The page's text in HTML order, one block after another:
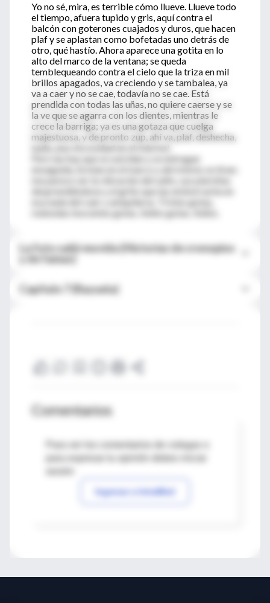
Yo no sé, mira, es terrible cómo llueve. Llueve todo
el tiempo, afuera tupido y gris, aquí contra el
balcón con goterones cuajados y duros, que hacen
plaf y se aplastan como bofetadas uno detrás de
otro, qué hastío. Ahora aparece una gotita en lo
alto del marco de la ventana; se queda
temblequeando contra el cielo que la triza en mil
brillos apagados, va creciendo y se tambalea, ya
va a caer y no se cae, todavía no se cae. Está
prendida con todas las uñas, no quiere caerse y se
la ve que se agarra con los dientes, mientras le
crece la barriga; ya es una gotaza que cuelga
majestuosa, y de pronto zup, ahí va, plaf, deshecha,
Pero las hay que se suicidan y se entregan
enseguida, brotan en el marco y ahí mismo se tiran;
La foto salió movida (Historias de cronopios
Capítulo 7 (Rayuela)
Comentarios
Para ver los comentarios de colegas o
Ingresar a IntraMed